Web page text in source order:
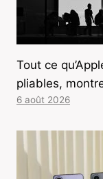
Tout ce
pliables,
6 août 2026